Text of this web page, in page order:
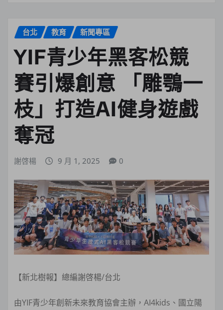
台北 教育 新聞專區
YIF青少年黑客松競
賽引爆創意 「雕鶚一
枝」打造AI健身遊戲
奪冠
謝啓楊 9 月 1, 2025 0
【新北樹報】總編謝啓楊/台北
由YIF青少年創新未來教育協會主辦，AI4kids、國立陽